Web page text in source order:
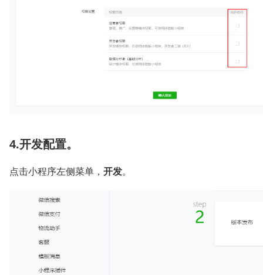
4.开发配置。
点击小程序左侧菜单， 开发。